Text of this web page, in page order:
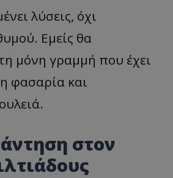
λύσεις, όχι
Εμείς θα
μόνη γραμμή που έχει
φασαρία και
στον